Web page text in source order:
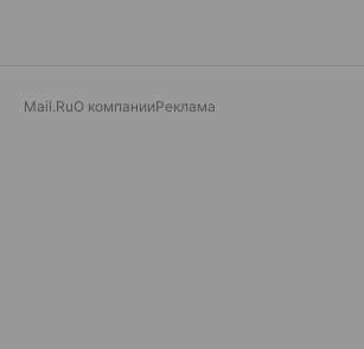
Mail.RuО компанииРеклама